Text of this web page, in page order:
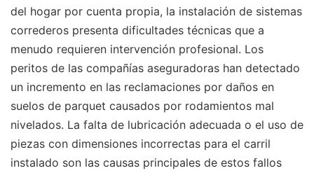
del hogar por cuenta propia, la instalación de sistemas
correderos presenta dificultades técnicas que a
menudo requieren intervención profesional. Los
peritos de las compañías aseguradoras han detectado
un incremento en las reclamaciones por daños en
suelos de parquet causados por rodamientos mal
nivelados. La falta de lubricación adecuada o el uso de
piezas con dimensiones incorrectas para el carril
instalado son las causas principales de estos fallos